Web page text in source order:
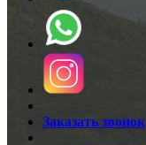
Заказать звонок